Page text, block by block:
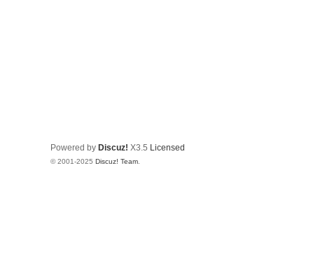
Powered by Discuz! X3.5 Licensed
© 2001-2025 Discuz! Team